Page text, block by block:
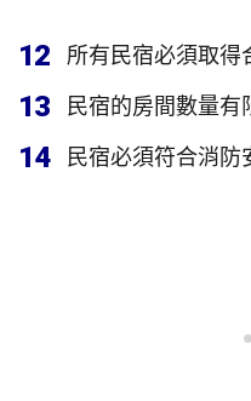
12 所有民宿必須取得
13 民宿的房間數量有
14 民宿必須符合消防